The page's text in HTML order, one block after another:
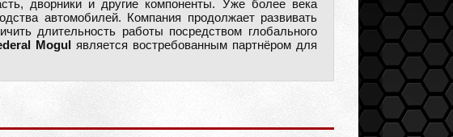
дворники и другие компоненты. Уже более века
автомобилей. Компания продолжает развивать
длительность работы посредством глобального
Mogul
является востребованным партнёром для